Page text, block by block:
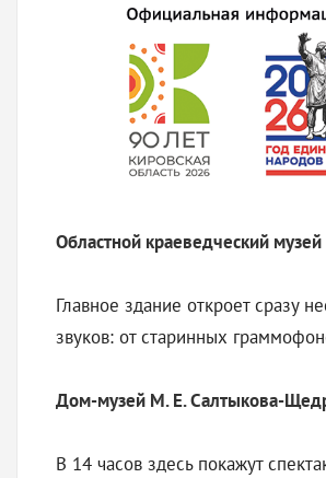
Областной краеведческий музей
Главное здание откроет сразу
звуков: от старинных
Дом-музей М. Е. Салтыкова-
В 14 часов здесь покажут